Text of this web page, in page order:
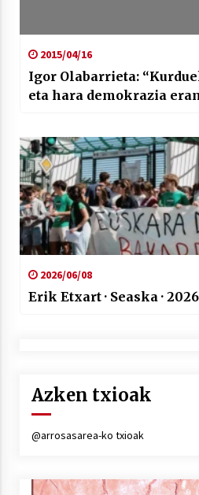
2015/04/16
Igor Olabarrieta:
eta hara demokrazia
2026/06/08
Erik Etxart · Seaska ·
Azken txioak
@arrosasarea-ko txioak